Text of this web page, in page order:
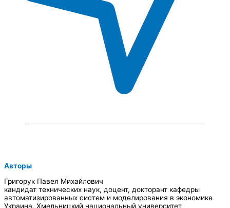
Авторы
Григорук Павел Михайлович
кандидат технических наук, доцент, докторант кафедры
автоматизированных систем и моделирования в экономике
Украина, Хмельницкий национальный университет